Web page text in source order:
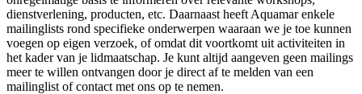
dienstverlening, producten, etc. Daarnaast heeft Aquamar enkele
mailinglists rond specifieke onderwerpen waaraan we je toe kunnen
voegen op eigen verzoek, of omdat dit voortkomt uit activiteiten in
het kader van je lidmaatschap. Je kunt altijd aangeven geen mailings
meer te willen ontvangen door je direct af te melden van een
mailinglist of contact met ons op te nemen.